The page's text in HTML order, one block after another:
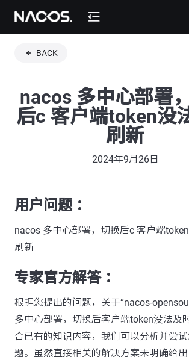
BACK
nacos 多中心部署
后c 客户端token没
刷新
2024年9月26日
用户问题 ：
nacos 多中心部署，切换后c 客户端
刷新
专家官方解答 ：
根据您提出的问题，关于“nacos-
多中心部署，切换后客户端token没法及
合已有的知识内容，我们可以分析并尝
题。虽然直接相关的解决方案未明确给